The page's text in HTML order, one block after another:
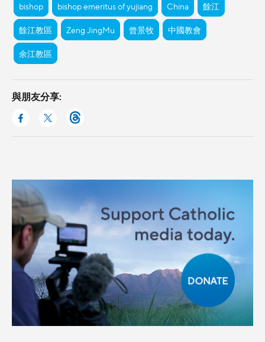
bishop bishop emeritus of yujiang China 餘江
餘江教區 Zeng JingMu 曾景牧 中國教會
余江教區
與朋友分享: